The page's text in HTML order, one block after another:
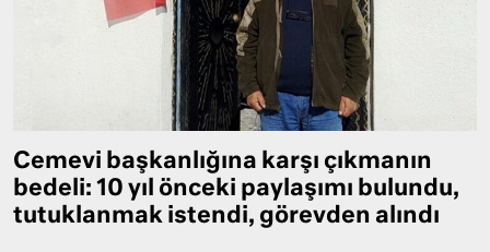
Cemevi başkanlığına karşı çıkmanın
bedeli: 10 yıl önceki paylaşımı bulundu,
tutuklanmak istendi, görevden alındı